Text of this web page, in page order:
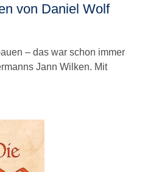
von Daniel Wolf
– das war schon immer
Jann Wilken. Mit